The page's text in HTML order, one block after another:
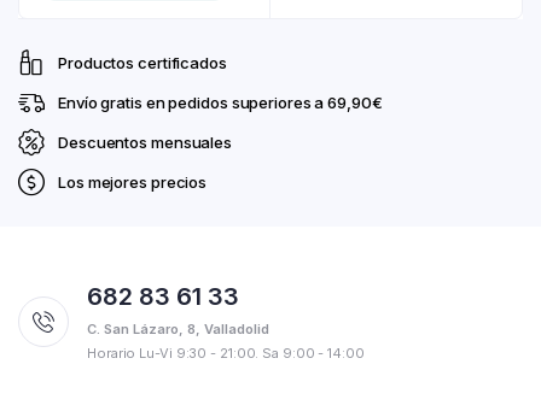
Productos certificados
Envío gratis en pedidos superiores a 69,90€
Descuentos mensuales
Los mejores precios
682 83 61 33
C. San Lázaro, 8, Valladolid
Horario Lu-Vi 9:30 - 21:00. Sa 9:00 - 14:00